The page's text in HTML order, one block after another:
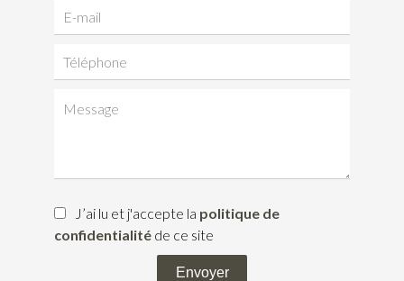
J’ai lu et j'accepte la politique de
confidentialité de ce site
Envoyer